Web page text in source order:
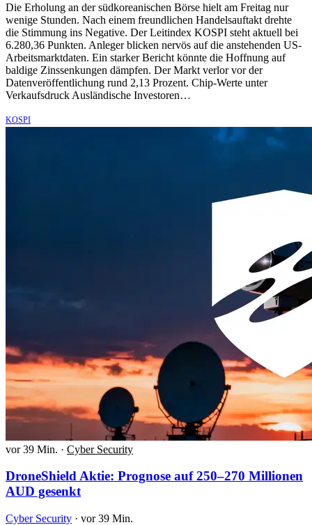
Die Erholung an der südkoreanischen Börse hielt am Freitag nur
wenige Stunden. Nach einem freundlichen Handelsauftakt drehte
die Stimmung ins Negative. Der Leitindex KOSPI steht aktuell bei
6.280,36 Punkten. Anleger blicken nervös auf die anstehenden US-
Arbeitsmarktdaten. Ein starker Bericht könnte die Hoffnung auf
baldige Zinssenkungen dämpfen. Der Markt verlor vor der
Datenveröffentlichung rund 2,13 Prozent. Chip-Werte unter
Verkaufsdruck Ausländische Investoren…
KOSPI
vor 39 Min. · Cyber Security
DroneShield Aktie: Prognose auf 250–270 Millionen
AUD gesenkt
Cyber Security · vor 39 Min.